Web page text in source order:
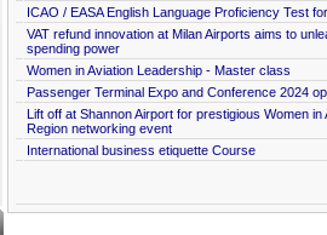
ICAO / EASA English Language Proficiency Test
VAT refund innovation at Milan Airports aims to
spending power
Women in Aviation Leadership - Master class
Passenger Terminal Expo and Conference 2024
Lift off at Shannon Airport for prestigious Women in
Region networking event
International business etiquette Course